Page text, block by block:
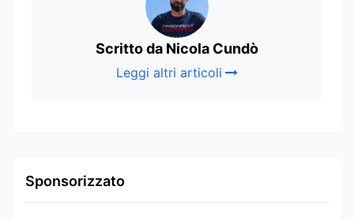
Scritto da Nicola Cundò
Leggi altri articoli
Sponsorizzato